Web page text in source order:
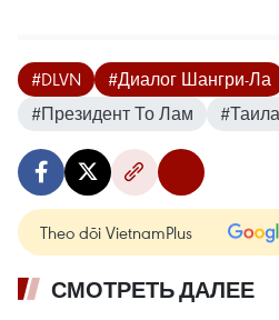
#DLVN #Диалог Шангри-Ла
#Президент То Лам
Theo dõi VietnamPlus
СМОТРЕТЬ ДАЛЕЕ